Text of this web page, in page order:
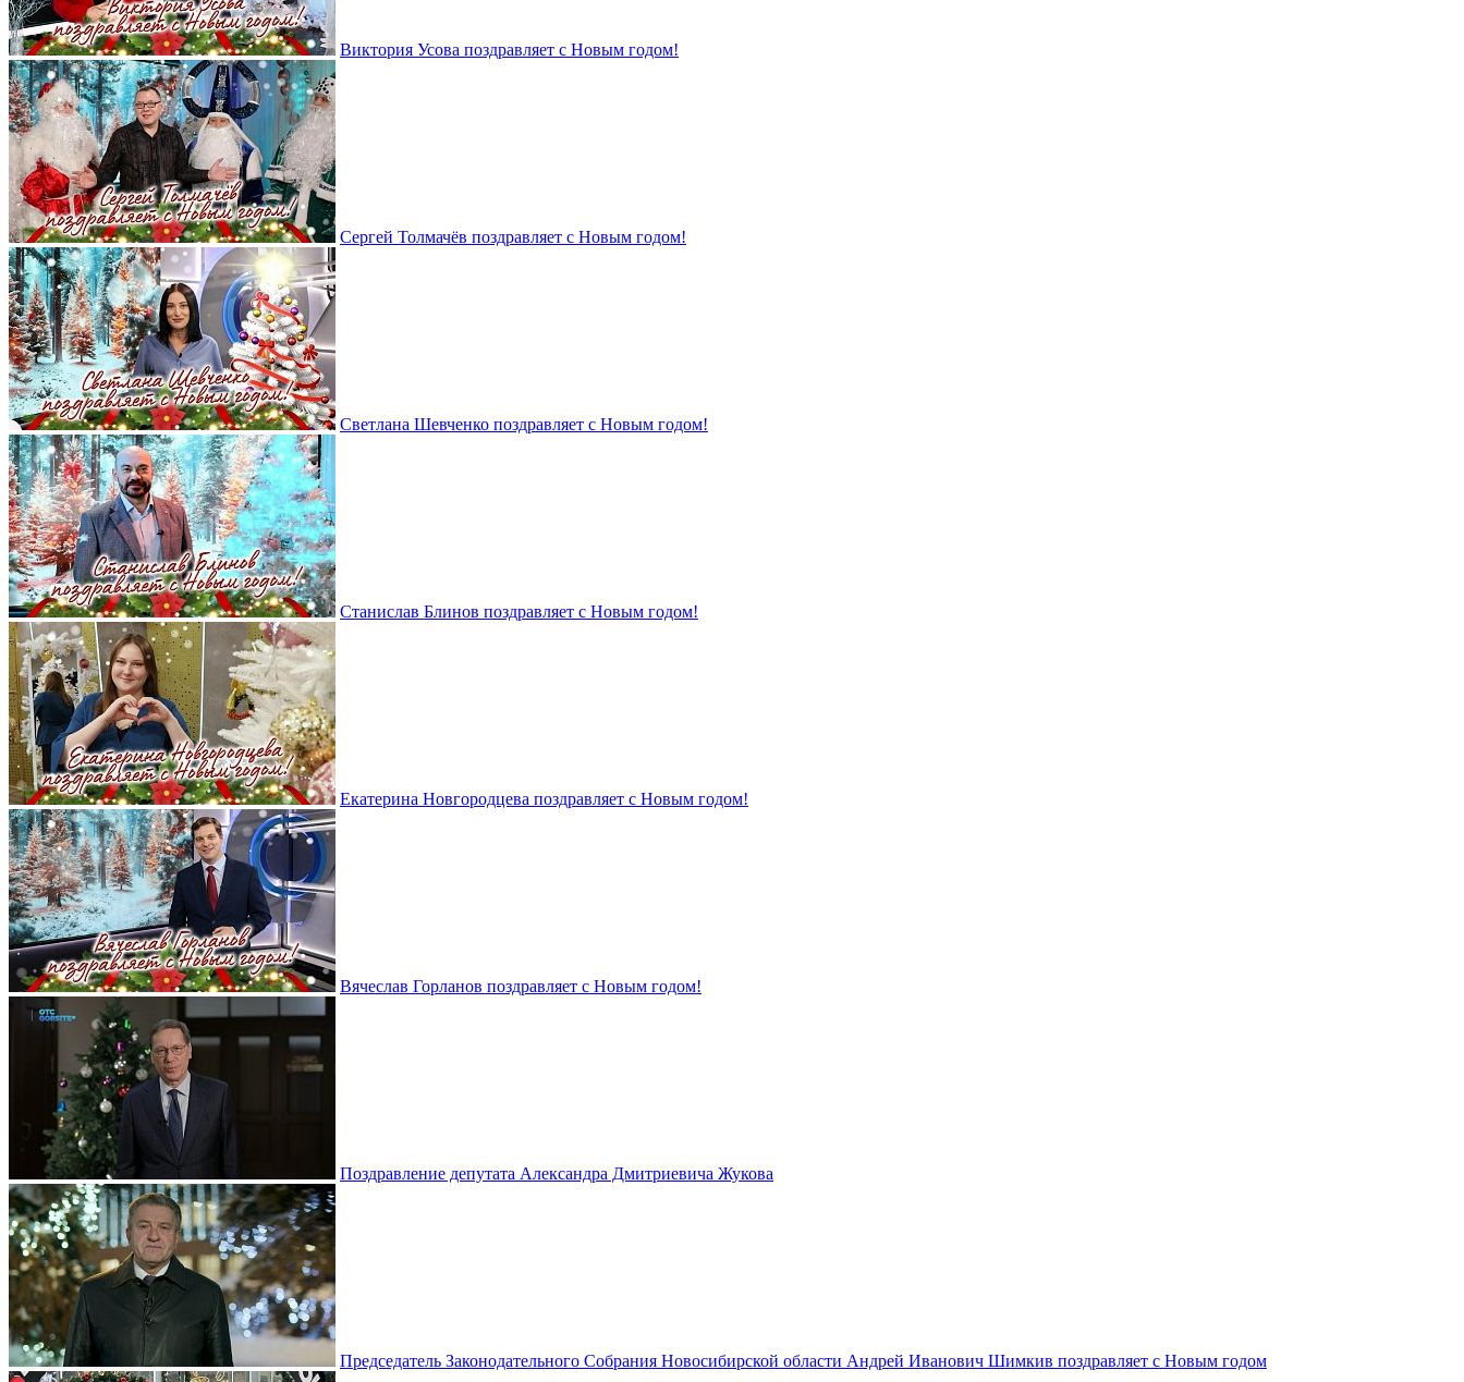
Виктория Усова поздравляет с Новым годом!
Сергей Толмачёв поздравляет с Новым годом!
Светлана Шевченко поздравляет с Новым годом!
Станислав Блинов поздравляет с Новым годом!
Екатерина Новгородцева поздравляет с Новым годом!
Вячеслав Горланов поздравляет с Новым годом!
Поздравление депутата Александра Дмитриевича Жукова
Председатель Законодательного Собрания Новосибирской области Андрей Иванович Шимкив поздравляет с Новым годом